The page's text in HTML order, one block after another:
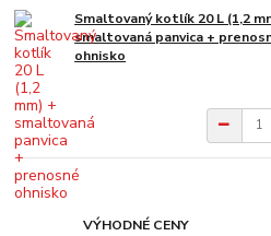
Smaltovaný kotlík 20 L (1,2
smaltovaná panvica +
ohnisko
VÝHODNÉ CENY